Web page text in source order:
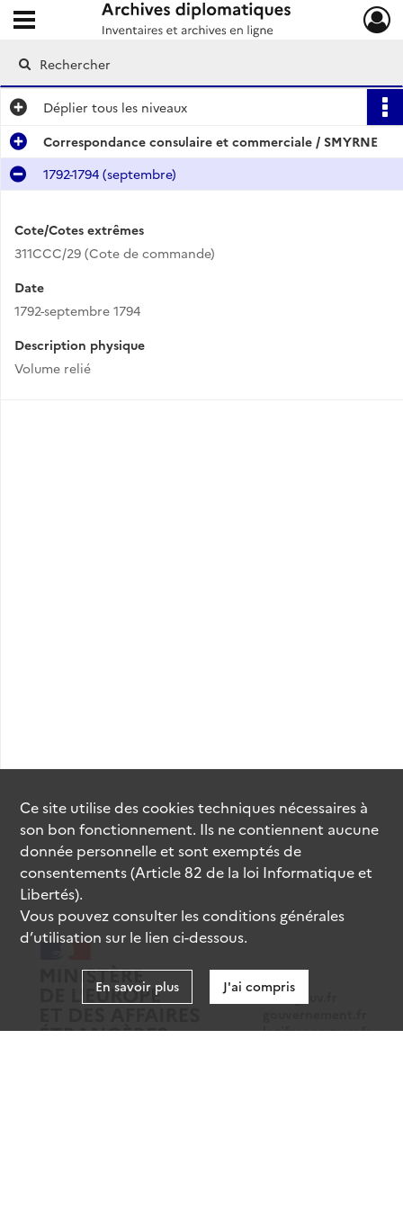
Archives diplomatiques
Ouvrir le menu déroulant
Déplier tous les niveaux
Correspondance consulaire et commerciale / SMYRNE
1792-1794 (septembre)
Cote/Cotes extrêmes
311CCC/29 (Cote de commande)
Date
1792-septembre 1794
Description physique
Volume relié
data.gouv.fr
legifrance.gouv.fr
Ce site utilise descookiestechniques nécessaires à
son bon fonctionnement. Ils ne contiennent aucune
donnée personnelle et sont exemptés de
consentements (Article 82 de la loi Informatique et
Libertés).
Vous pouvez consulter les conditions générales
d’utilisation sur le lien ci-dessous.
En savoir plus J'ai compris